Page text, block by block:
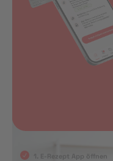
1. E-Rezept App öffnen